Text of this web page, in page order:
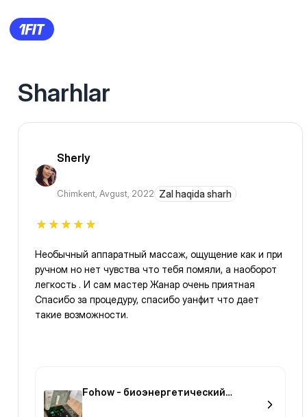
Sharhlar
Sherly
Chimkent, Avgust, 2022 Zal haqida sharh
Необычный аппаратный массаж, ощущение как и при
ручном но нет чувства что тебя помяли, а наоборот
легкость . И сам мастер Жанар очень приятная
Спасибо за процедуру, спасибо уанфит что дает
такие возможности.
Fohow - биоэнергетический